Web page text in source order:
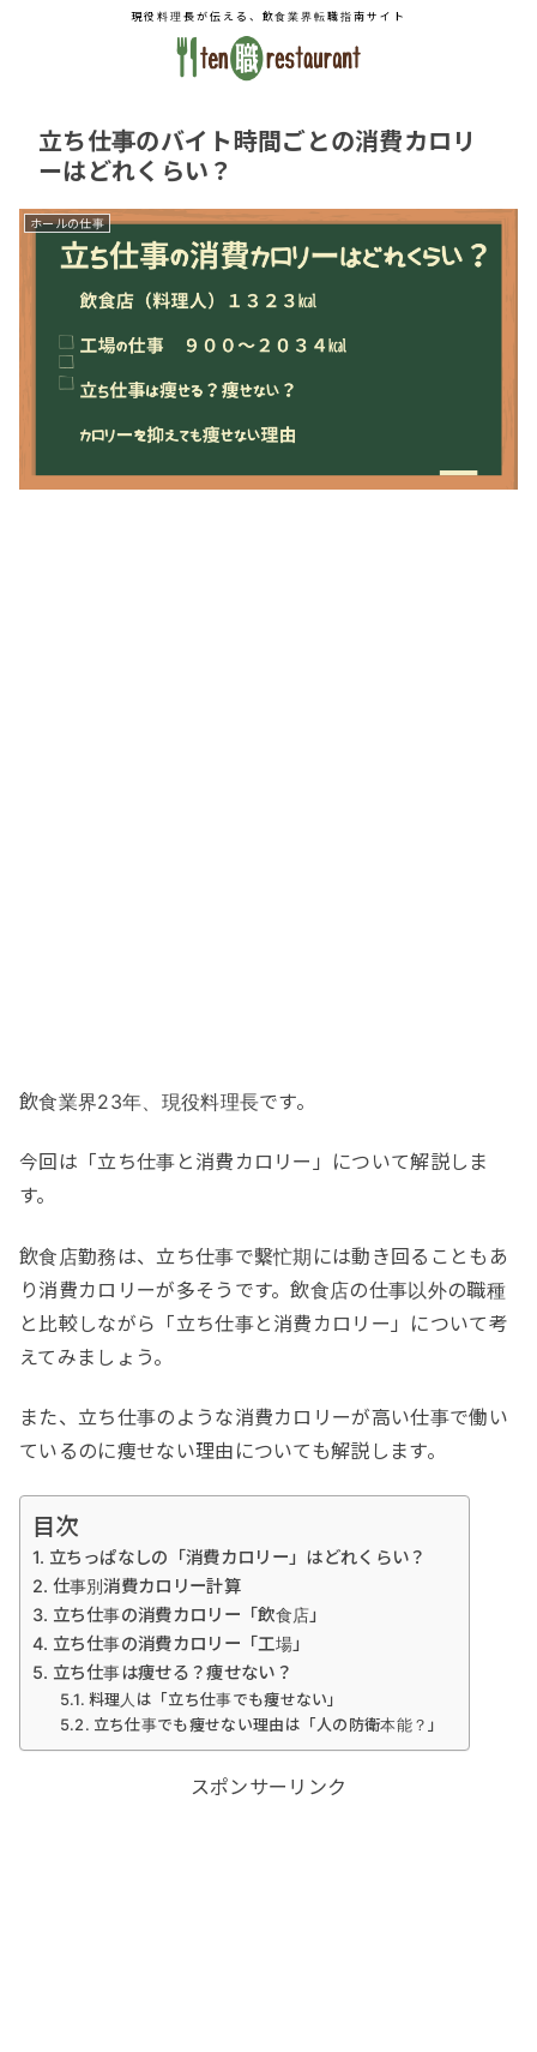
現役料理長が伝える、飲食業界転職指南サイト
立ち仕事のバイト時間ごとの消費カロリ
ーはどれくらい？
ホールの仕事
飲食業界23年、現役料理長です。
今回は「立ち仕事と消費カロリー」について解説しま
す。
飲食店勤務は、立ち仕事で繫忙期には動き回ることもあ
り消費カロリーが多そうです。飲食店の仕事以外の職種
と比較しながら「立ち仕事と消費カロリー」について考
えてみましょう。
また、立ち仕事のような消費カロリーが高い仕事で働い
ているのに痩せない理由についても解説します。
目次
立ちっぱなしの「消費カロリー」はどれくらい？
仕事別消費カロリー計算
立ち仕事の消費カロリー「飲食店」
立ち仕事の消費カロリー「工場」
立ち仕事は痩せる？痩せない？
料理人は「立ち仕事でも痩せない」
立ち仕事でも痩せない理由は「人の防衛本能？」
スポンサーリンク